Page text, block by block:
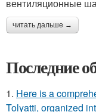
вентиляционные
читать дальше →
Последние
1. Here is a
Tolyatti, organized